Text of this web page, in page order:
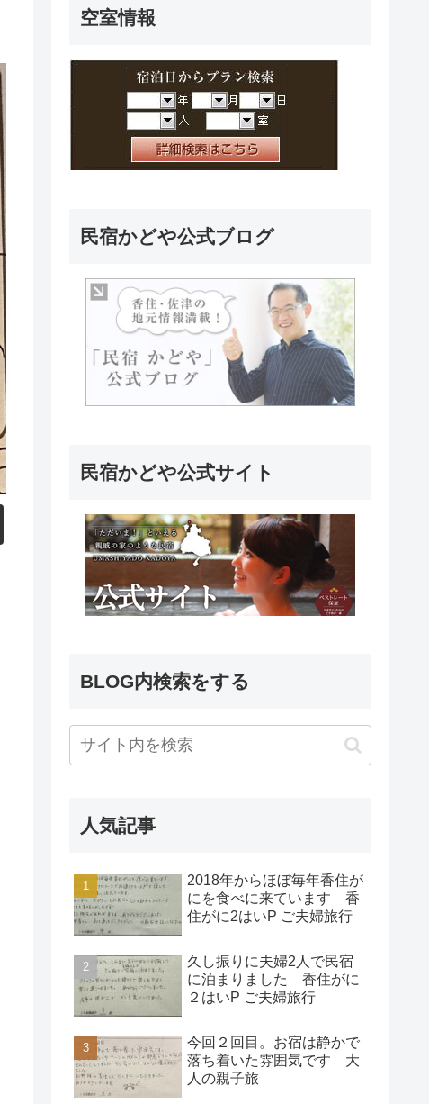
空室情報
民宿かどや公式ブログ
民宿かどや公式サイト
BLOG内検索をする
人気記事
2018年からほぼ毎年香住が
にを食べに来ています 香
住がに2はいP ご夫婦旅行
久し振りに夫婦2人で民宿
に泊まりました 香住がに
２はいP ご夫婦旅行
今回２回目。お宿は静かで
落ち着いた雰囲気です 大
人の親子旅